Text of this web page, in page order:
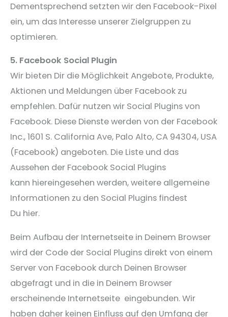
Dementsprechend setzten wir den Facebook-Pixel
ein, um das Interesse unserer Zielgruppen zu
optimieren.
5. Facebook Social Plugin
Wir bieten Dir die Möglichkeit Angebote, Produkte,
Aktionen und Meldungen über Facebook zu
empfehlen. Dafür nutzen wir Social Plugins von
Facebook. Diese Dienste werden von der Facebook
Inc., 1601 S. California Ave, Palo Alto, CA 94304, USA
(Facebook) angeboten. Die Liste und das
Aussehen der Facebook Social Plugins
kann hiereingesehen werden, weitere allgemeine
Informationen zu den Social Plugins findest
Du hier.
Beim Aufbau der Internetseite in Deinem Browser
wird der Code der Social Plugins direkt von einem
Server von Facebook durch Deinen Browser
abgefragt und in die in Deinem Browser
erscheinende Internetseite eingebunden. Wir
haben daher keinen Einfluss auf den Umfang der